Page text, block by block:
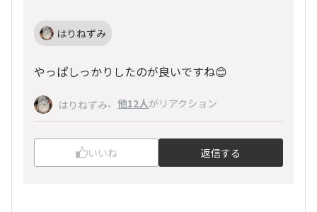
はりねずみ
やっぱしっかりしたのが良いですね😊
はりねずみ、 他12人がリアクション
いいね 返信する